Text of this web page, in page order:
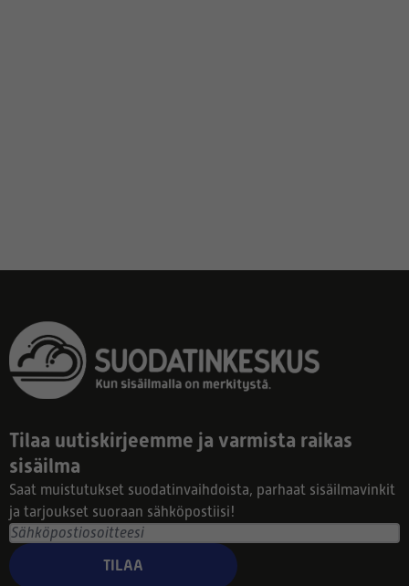
Tilaa uutiskirjeemme ja varmista raikas
sisäilma
Saat muistutukset suodatinvaihdoista, parhaat sisäilmavinkit
ja tarjoukset suoraan sähköpostiisi!
TILAA